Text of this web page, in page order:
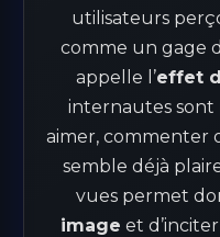
utilisateurs
comme un gage
appelle l’effet
internautes sont
aimer, commenter
semble déjà
vues permet
image et